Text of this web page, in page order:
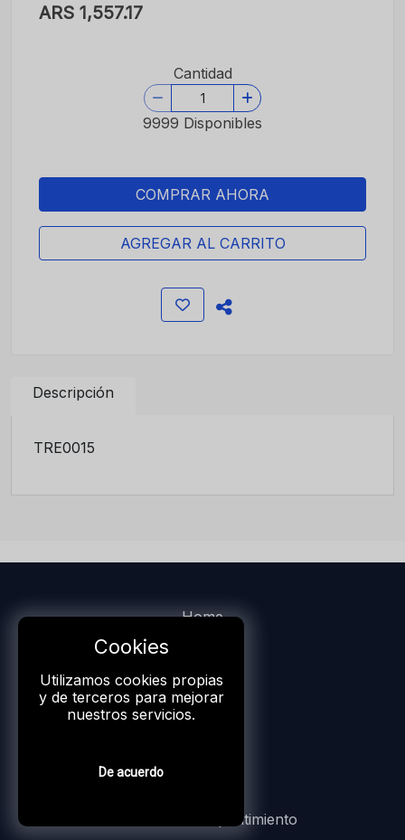
Cookies
Utilizamos cookies propias
y de terceros para mejorar
nuestros servicios.
De acuerdo
ARS 1,557.17
Cantidad
9999 Disponibles
COMPRAR AHORA
AGREGAR AL CARRITO
Descripción
TRE0015
Home
Blog
Start Up
Botón de arrepentimiento